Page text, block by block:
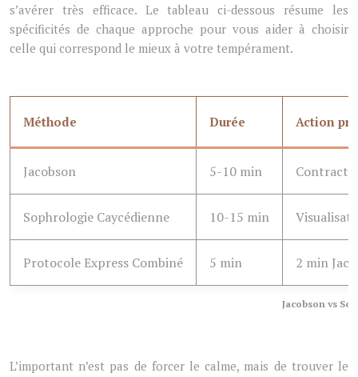
s’avérer très efficace. Le tableau ci-dessous résume les
spécificités de chaque approche pour vous aider à choisir
celle qui correspond le mieux à votre tempérament.
Jacobson vs
Méthode Durée Action
Jacobson 5-10 min
Sophrologie Caycédienne 10-15 min
Protocole Express Combiné 5 min 2 min
L’important n’est pas de forcer le calme, mais de trouver le